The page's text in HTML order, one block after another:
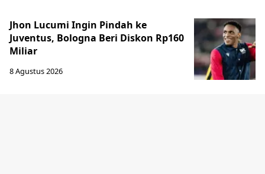
Jhon Lucumi Ingin Pindah ke
Juventus, Bologna Beri Diskon Rp160
Miliar
8 Agustus 2026